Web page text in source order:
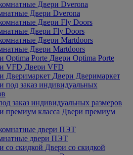
Двери Dverona
Двери Fly Doors
Двери Martdoors
Двери Optima Porte
Двери VFD
Двери Дверимаркет
заказ индивидуальных размеров
Двери премиум
двери ПЭТ
Двери со скидкой